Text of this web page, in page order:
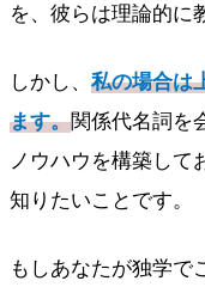
を、彼らは理論的に
しかし、 私の場合は
ます。関係代名詞を
ノウハウを構築して
知りたいことです。
もしあなたが独学で